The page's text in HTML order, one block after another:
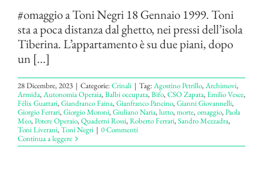
#omaggio a Toni Negri 18 Gennaio 1999. Toni
sta a poca distanza dal ghetto, nei pressi dell’isola
Tiberina. L’appartamento è su due piani, dopo
un [...]
28 Dicembre, 2023 | Categorie:Crinali | Tag:Agostino Petrillo,Archimovi,
Armida,Autonomia Operaia,Balbi occupata,Bifo,CSO Zapata,Emilio Vesce,
Félix Guattari,Giandranco Faina,Gianfranco Pancino,Gianni Giovannelli,
Giorgio Ferrari,Giorgio Moroni,Giuliano Naria,lutto,morte,omaggio,Paola
Meo,Potere Operaio,Quaderni Rossi,Roberto Ferrari,Sandro Mezzadra,
Toni Liverani,Toni Negri | 0 Commenti
Continua a leggere